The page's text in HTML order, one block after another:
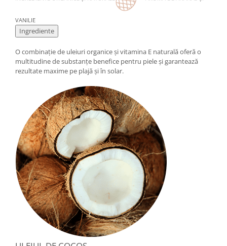
Cătină
Colina
Electroliti
Produse Apicole
VANILIE
Ingrediente
O combinație de uleiuri organice și vitamina E naturală oferă o
multitudine de substanțe benefice pentru piele și garantează
rezultate maxime pe plajă și în solar.